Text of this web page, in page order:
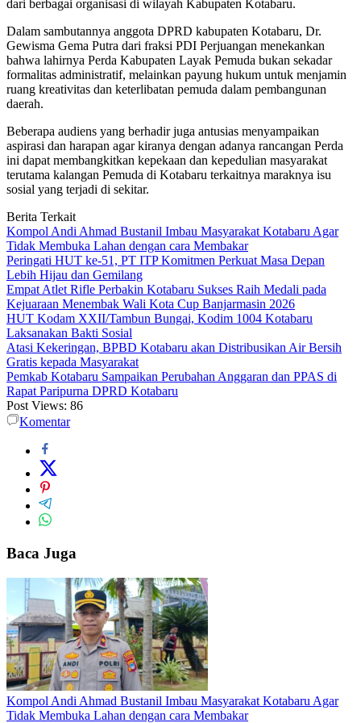
dari berbagai organisasi di wilayah Kabupaten Kotabaru.
Dalam sambutannya anggota DPRD kabupaten Kotabaru, Dr.
Gewisma Gema Putra dari fraksi PDI Perjuangan menekankan
bahwa lahirnya Perda Kabupaten Layak Pemuda bukan sekadar
formalitas administratif, melainkan payung hukum untuk menjamin
ruang kreativitas dan keterlibatan pemuda dalam pembangunan
daerah.
Beberapa audiens yang berhadir juga antusias menyampaikan
aspirasi dan harapan agar kiranya dengan adanya rancangan Perda
ini dapat membangkitkan kepekaan dan kepedulian masyarakat
terutama kalangan Pemuda di Kotabaru terkaitnya maraknya isu
sosial yang terjadi di sekitar.
Berita Terkait
Kompol Andi Ahmad Bustanil Imbau Masyarakat Kotabaru Agar
Tidak Membuka Lahan dengan cara Membakar
Peringati HUT ke-51, PT ITP Komitmen Perkuat Masa Depan
Lebih Hijau dan Gemilang
Empat Atlet Rifle Perbakin Kotabaru Sukses Raih Medali pada
Kejuaraan Menembak Wali Kota Cup Banjarmasin 2026
HUT Kodam XXII/Tambun Bungai, Kodim 1004 Kotabaru
Laksanakan Bakti Sosial
Atasi Kekeringan, BPBD Kotabaru akan Distribusikan Air Bersih
Gratis kepada Masyarakat
Pemkab Kotabaru Sampaikan Perubahan Anggaran dan PPAS di
Rapat Paripurna DPRD Kotabaru
Post Views: 86
Komentar
Baca Juga
Kompol Andi Ahmad Bustanil Imbau Masyarakat Kotabaru Agar
Tidak Membuka Lahan dengan cara Membakar